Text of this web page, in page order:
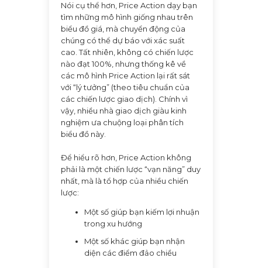
Nói cụ thể hơn, Price Action dạy bạn
tìm những mô hình giống nhau trên
biểu đồ giá, mà chuyển động của
chúng có thể dự báo với xác suất
cao. Tất nhiên, không có chiến lược
nào đạt 100%, nhưng thống kê về
các mô hình Price Action lại rất sát
với “lý tưởng” (theo tiêu chuẩn của
các chiến lược giao dịch). Chính vì
vậy, nhiều nhà giao dịch giàu kinh
nghiệm ưa chuộng loại phân tích
biểu đồ này.
Để hiểu rõ hơn, Price Action không
phải là một chiến lược “vạn năng” duy
nhất, mà là tổ hợp của nhiều chiến
lược:
Một số giúp bạn kiếm lợi nhuận
trong xu hướng
Một số khác giúp bạn nhận
diện các điểm đảo chiều